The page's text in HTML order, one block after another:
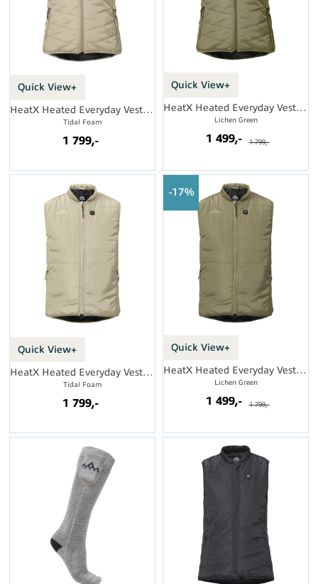
Quick View+
HeatX Heated Everyday Vest Womens
Tidal Foam
1 799,-
Quick View+
HeatX Heated Everyday Vest Womens
Lichen Green
1 499,- 1 799,-
Quick View+
HeatX Heated Everyday Vest Mens
Tidal Foam
1 799,-
Quick View+
17%
HeatX Heated Everyday Vest Mens
Lichen Green
1 499,- 1 799,-